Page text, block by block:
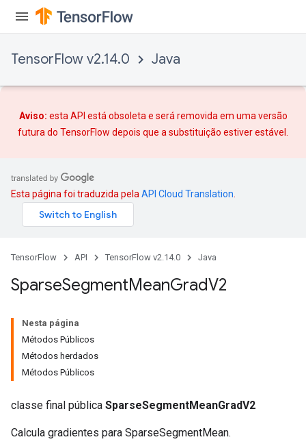
TensorFlow v2.14.0 Java
Aviso: esta API está obsoleta e será removida em uma versão
futura do TensorFlow depois que a substituição estiver estável.
Esta página foi traduzida pela API Cloud Translation
TensorFlow API TensorFlow v2.14.0 Java
SparseSegmentMeanGradV2
Nesta página
Métodos Públicos
Métodos herdados
Métodos Públicos
classe final pública SparseSegmentMeanGradV2
Calcula gradientes para SparseSegmentMean.